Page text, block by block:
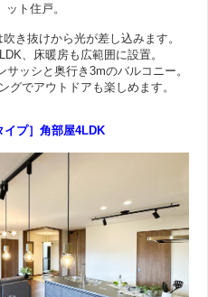
ット住戸。
き抜けから光が差し込みます。
、床暖房も広範囲に設置。
ッシと奥行き3mのバルコニー。
グでアウトドアも楽しめます。
イプ］角部屋4LDK